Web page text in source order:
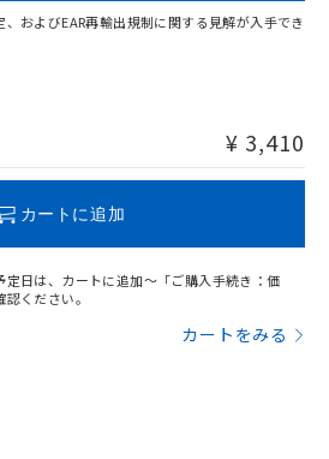
する可能性があります。
およびEAR再輸出規制に関する見解が入手でき
¥ 3,410
カートに追加
日は、カートに追加～「ご購入手続き：価
ください。
カートをみる